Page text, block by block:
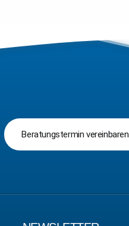
Beratungstermin vereinbaren